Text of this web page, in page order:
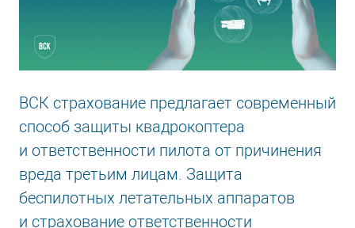
ВСК страхование предлагает современный
способ защиты квадрокоптера
и ответственности пилота от причинения
вреда третьим лицам. Защита
беспилотных летательных аппаратов
и страхование ответственности